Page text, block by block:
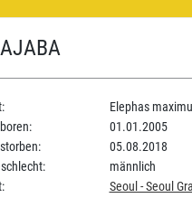
Elephas
01.01.2005
05.08.2018
männlich
Seoul - Seoul